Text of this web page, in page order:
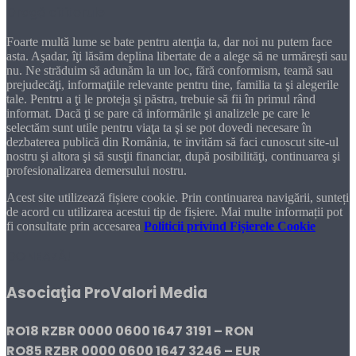
Foarte multă lume se bate pentru atenţia ta, dar noi nu putem face
asta. Aşadar, îţi lăsăm deplina libertate de a alege să ne urmăreşti sau
nu. Ne străduim să adunăm la un loc, fără conformism, teamă sau
prejudecăţi, informaţiile relevante pentru tine, familia ta şi alegerile
tale. Pentru a ţi le proteja şi păstra, trebuie să fii în primul rând
informat. Dacă ţi se pare că informările şi analizele pe care le
selectăm sunt utile pentru viaţa ta şi se pot dovedi necesare în
dezbaterea publică din România, te invităm să faci cunoscut site-ul
nostru şi altora şi să susţii financiar, după posibilităţi, continuarea şi
profesionalizarea demersului nostru.
Acest site utilizează fișiere cookie. Prin continuarea navigării, sunteți
de acord cu utilizarea acestui tip de fișiere. Mai multe informații pot
fi consultate prin accesarea Politicii privind Fișierele Cookie
Asociaţia ProValori Media
RO18 RZBR 0000 0600 1647 3191 – RON
RO85 RZBR 0000 0600 1647 3246 – EUR